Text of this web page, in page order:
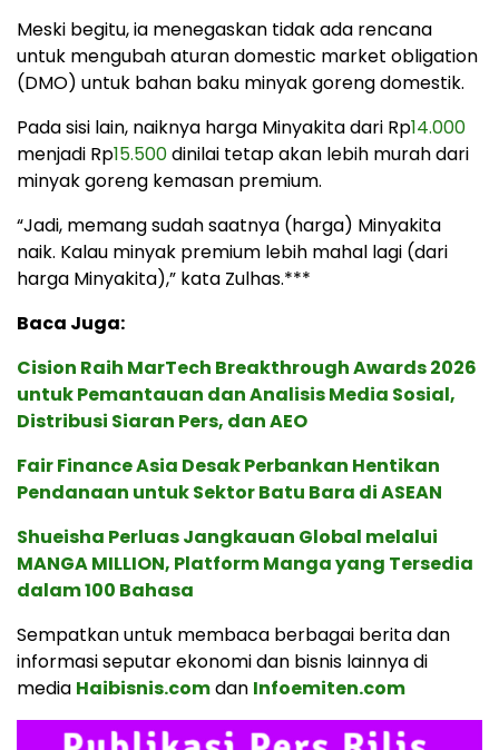
Meski begitu, ia menegaskan tidak ada rencana
untuk mengubah aturan domestic market obligation
(DMO) untuk bahan baku minyak goreng domestik.
Pada sisi lain, naiknya harga Minyakita dari Rp14.000
menjadi Rp15.500dinilai tetap akan lebih murah dari
minyak goreng kemasan premium.
“Jadi, memang sudah saatnya (harga) Minyakita
naik. Kalau minyak premium lebih mahal lagi (dari
harga Minyakita),” kata Zulhas.***
Baca Juga:
Cision Raih MarTech Breakthrough Awards 2026
untuk Pemantauan dan Analisis Media Sosial,
Distribusi Siaran Pers, dan AEO
Fair Finance Asia Desak Perbankan Hentikan
Pendanaan untuk Sektor Batu Bara di ASEAN
Shueisha Perluas Jangkauan Global melalui
MANGA MILLION, Platform Manga yang Tersedia
dalam 100 Bahasa
Sempatkan untuk membaca berbagai berita dan
informasi seputar ekonomi dan bisnis lainnya di
media Haibisnis.comdan Infoemiten.com